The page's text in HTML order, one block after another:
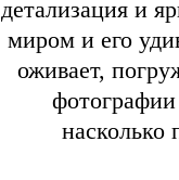
детализация и
миром и его
оживает,
насколько